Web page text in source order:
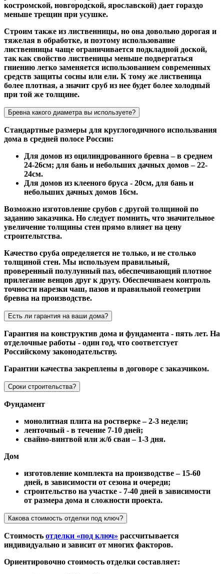
костромской, новгородской, ярославской) дает гораздо
меньше трещин при усушке.
Строим также из лиственницы, но она довольно дорогая и
тяжелая в обработке, и поэтому использование
лиственницы чаще ограничивается подкладной доской,
так как свойство лиственицы меньше подвергаться
гниению легко заменяется использованием современных
средств защиты сосны или ели. К тому же лиственица
более плотная, а значит сруб из нее будет более холодный
при той же толщине.
Бревна какого диаметра вы используете?
Стандартные размеры для круглогодичного использвания
дома в средней полосе России:
Для домов из оцилиндрованного бревна – в среднем
24-26см; для бань и небольших дачных домов – 22-
24см.
Для домов из клееного бруса - 20см, для бань и
небольших дачных домов 16см.
Возможно изготовление срубов с другой толщиной по
заданию заказчика. Но следует помнить, что значительное
увеличение толщины стен прямо влияет на цену
строительтства.
Качество сруба определяется не только, и не столько
толщиной стен. Мы используем правильный,
проверенный полулунный паз, обеспечивающий плотное
прилегание венцов друг к другу. Обеспечиваем контроль
точности нарезки чаш, пазов и правильной геометрии
бревна на производстве.
Есть ли гарантия на ваши дома?
Гарантия на конструктив дома и фундамента - пять лет. На
отделочные работы - один год, что соответстует
Российскому законодательству.
Гарантии качества закреплены в договоре с заказчиком.
Сроки строительства?
Фундамент
монолитная плита на ростверке – 2-3 недели;
ленточный - в течение 7-10 дней;
свайно-винтвой или ж/б сваи – 1-3 дня.
Дом
изготовление комплекта на производстве – 15-60
дней, в зависимости от сезона и очереди;
строительство на участке - 7-40 дней в зависимости
от размера дома и сложности проекта.
Какова стоимость отделки под ключ?
Стоимость отделки «под ключ» рассчитывается
индивидуально и зависит от многих факторов.
Ориентировочно стоимость отделки составляет: